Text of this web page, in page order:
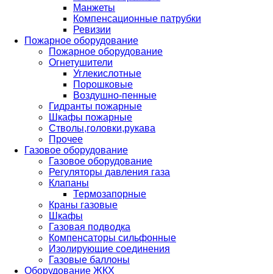
Манжеты
Компенсационные патрубки
Ревизии
Пожарное оборудование
Пожарное оборудование
Огнетушители
Углекислотные
Порошковые
Воздушно-пенные
Гидранты пожарные
Шкафы пожарные
Стволы,головки,рукава
Прочее
Газовое оборудование
Газовое оборудование
Регуляторы давления газа
Клапаны
Термозапорные
Краны газовые
Шкафы
Газовая подводка
Компенсаторы сильфонные
Изолирующие соединения
Газовые баллоны
Оборудование ЖКХ